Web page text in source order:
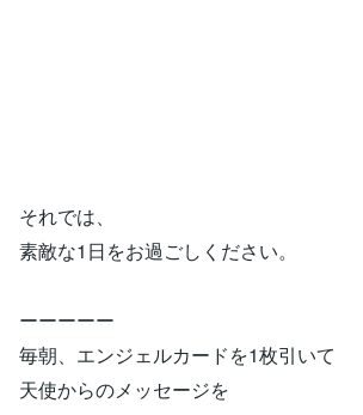
それでは、
素敵な1日をお過ごしください。
ーーーーー
毎朝、エンジェルカードを1枚引いて
天使からのメッセージを